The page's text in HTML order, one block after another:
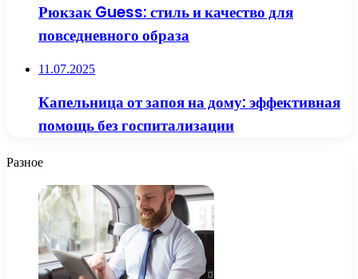
Рюкзак Guess: стиль и качество для
повседневного образа
11.07.2025
Капельница от запоя на дому: эффективная
помощь без госпитализации
Разное